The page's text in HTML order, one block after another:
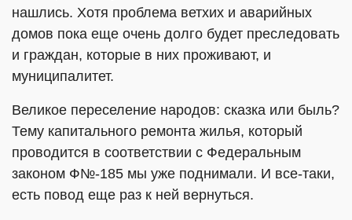
нашлись. Хотя проблема ветхих и аварийных
домов пока еще очень долго будет преследовать
и граждан, которые в них проживают, и
муниципалитет.
Великое переселение народов: сказка или быль?
Тему капитального ремонта жилья, который
проводится в соответствии с Федеральным
законом Ф№-185 мы уже поднимали. И все-таки,
есть повод еще раз к ней вернуться.